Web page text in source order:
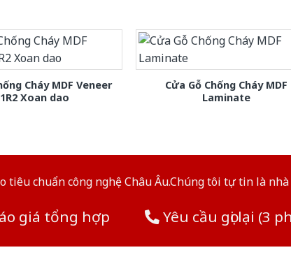
Cháy MDF Veneer
Xoan dao
Cửa Gỗ Chống Cháy MDF
Laminate
chuẩn công nghệ Châu Âu.Chúng tôi tự tin là
giá tổng hợp Yêu cầu gọi lại (3